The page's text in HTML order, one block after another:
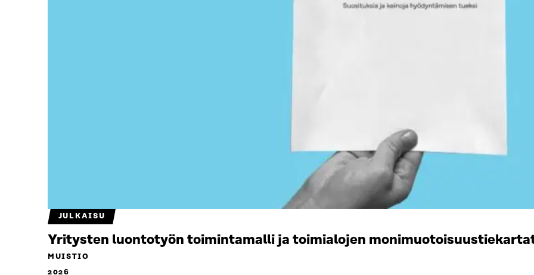
JULKAISU
Yritysten luontotyön toimintamalli ja toimialojen
MUISTIO
2026